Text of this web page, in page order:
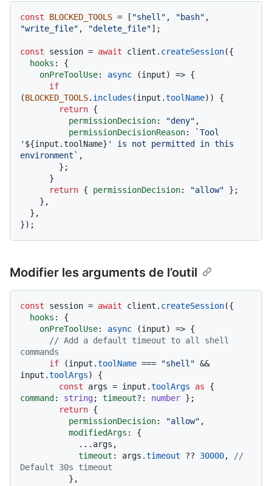
const BLOCKED_TOOLS = [ "shell" , "bash"
"write_file" , "delete_file"];
const session = await client. createSession({
hooks : {
onPreToolUse: async (input) => {
if
(BLOCKED_TOOLS. includes (input.toolName)) {
return {
permissionDecision: "deny" ,
permissionDecisionReason:
`Tool
' ${input.toolName} ' is not permitted in this
environment` ,
return { permissionDecision: "allow" };
Modifier les arguments de l’outil
const session = await client. createSession({
hooks : {
onPreToolUse: async (input) => {
// Add a default timeout to all shell
commands
if (input.toolName === "shell" &&
input.toolArgs) {
const args = input.toolArgs as
command : string; timeout?: number };
return {
permissionDecision: "allow" ,
modifiedArgs : {
timeout : args.timeout ?? 30000,
//
Default 30s timeout